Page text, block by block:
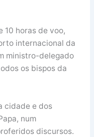
10 horas de voo,
internacional da
ministro-delegado
os bispos da
cidade e dos
num
discursos.